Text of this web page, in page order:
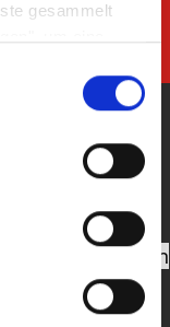
gesammelt
Auswahl im
Marke für
die
Design
Sitz‑ und
Sonnenliegen,